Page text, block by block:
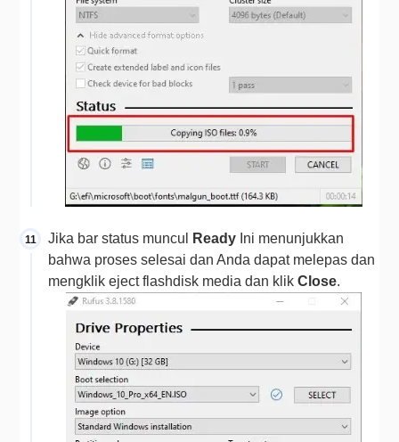
Jika bar status muncul Ready Ini menunjukkan
bahwa proses selesai dan Anda dapat melepas dan
mengklik eject flashdisk media dan klik Close.